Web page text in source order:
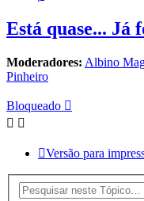
Está quase... Já
Moderadores: Albino
Pinheiro
Bloqueado
Versão para